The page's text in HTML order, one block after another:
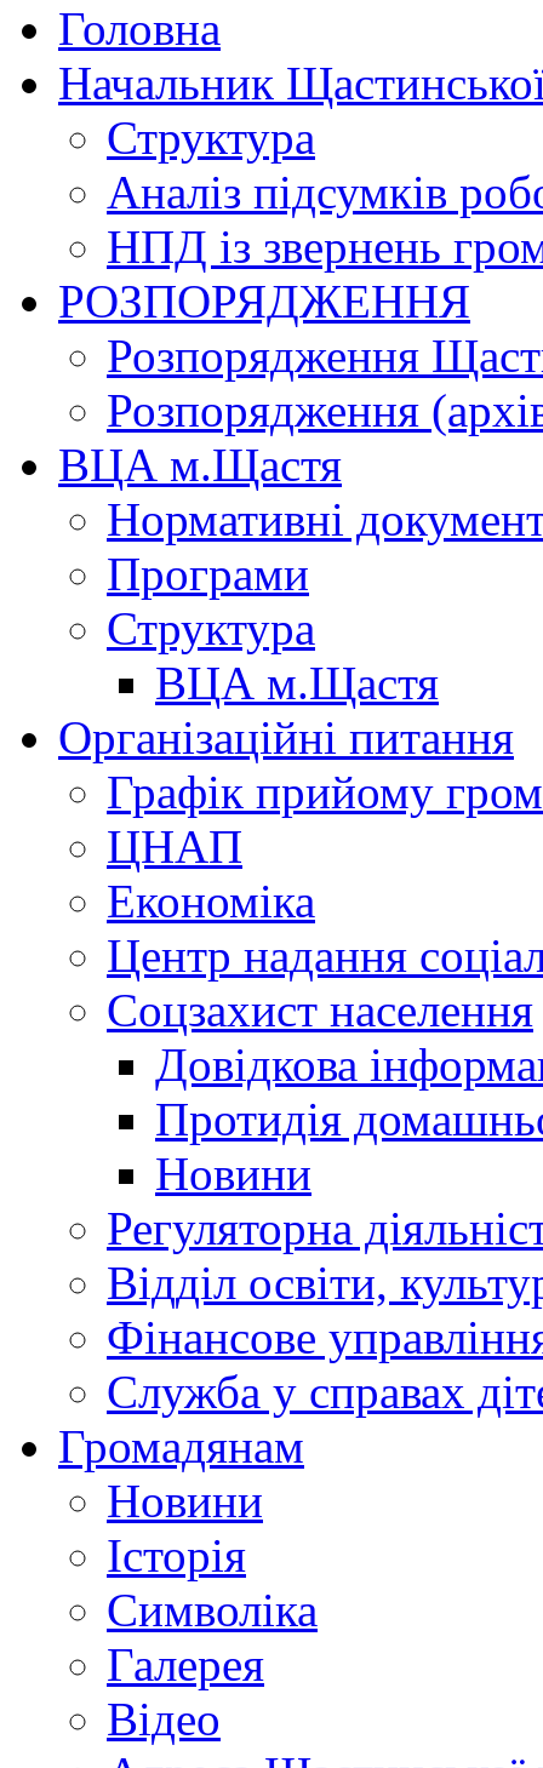
Головна
Начальник
Структура
Аналіз підсумків
НПД із звернень
РОЗПОРЯДЖЕННЯ
Розпорядження
Розпорядження
ВЦА м.Щастя
Нормативні
Програми
Структура
ВЦА м.Щастя
Організаційні питання
Графік прийому
ЦНАП
Економіка
Центр надання
Соцзахист населення
Довідкова
Протидія
Новини
Регуляторна
Відділ освіти,
Фінансове
Служба у справах
Громадянам
Новини
Історія
Символіка
Галерея
Відео